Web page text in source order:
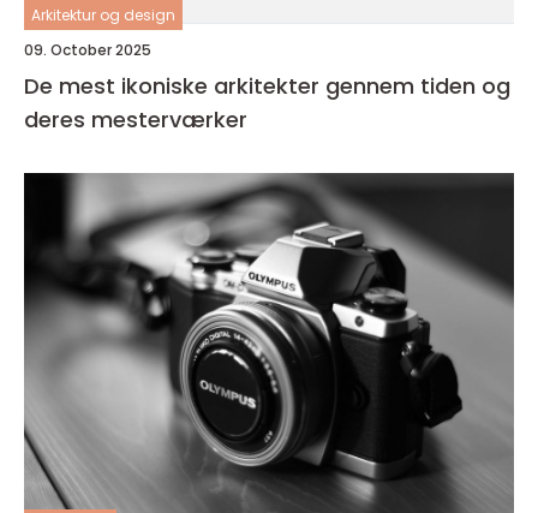
Arkitektur og design
09. October 2025
De mest ikoniske arkitekter gennem tiden og
deres mesterværker